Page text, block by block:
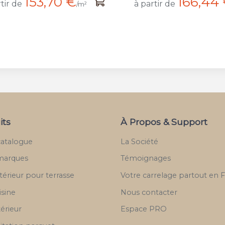
de /m² à partir de
pour terrasse
À Propos & Support
La Société
Témoignages
Votre carrelage partout en
Nous contacter
Espace PRO